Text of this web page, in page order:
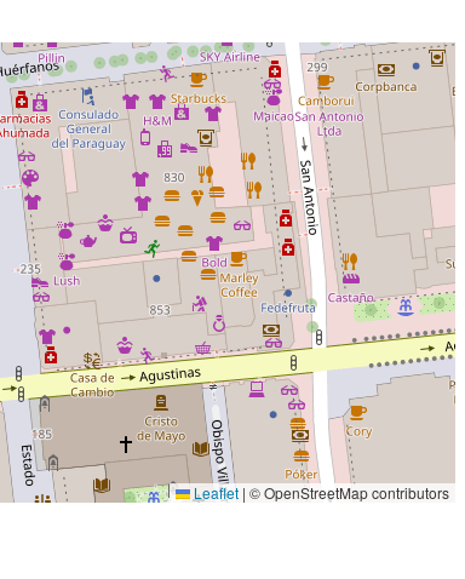
Leaflet | © OpenStreetMap contributors